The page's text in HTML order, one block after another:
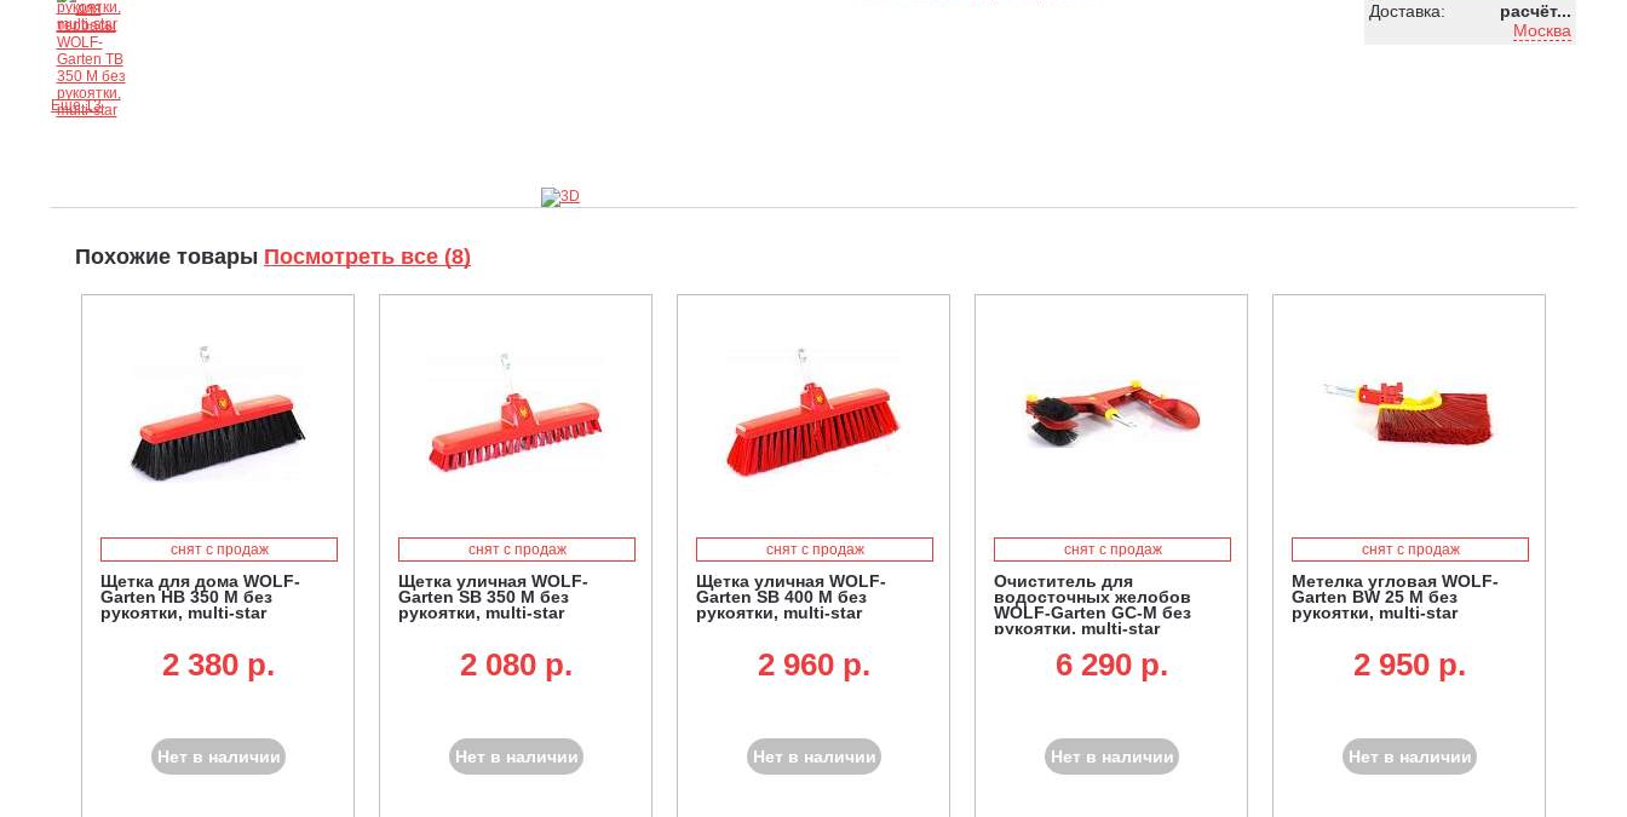
Ещё 13
Доставка:
расчёт...
Москва
Похожие товары Посмотреть все (8)
снят с продаж
Щетка для дома WOLF-
Garten HB 350 M без
рукоятки, multi-star
2 380 p.
Нет в наличии
снят с продаж
Щетка уличная WOLF-
Garten SB 350 M без
рукоятки, multi-star
2 080 p.
Нет в наличии
снят с продаж
Щетка уличная WOLF-
Garten SB 400 M без
рукоятки, multi-star
2 960 p.
Нет в наличии
снят с продаж
Очиститель для
водосточных желобов
WOLF-Garten GC-M без
рукоятки, multi-star
6 290 p.
Нет в наличии
снят с продаж
Метелка угловая WOLF-
Garten BW 25 M без
рукоятки, multi-star
2 950 p.
Нет в наличии